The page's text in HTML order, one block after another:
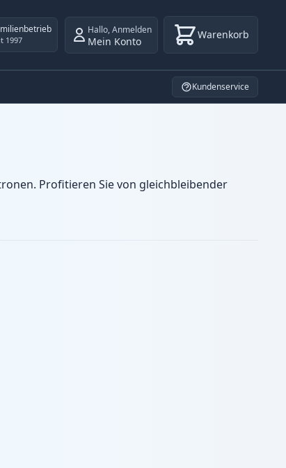
1997
Hallo,Anmelden
Mein Konto Warenkorb
Kundenservice
Profitieren Sie von gleichbleibender